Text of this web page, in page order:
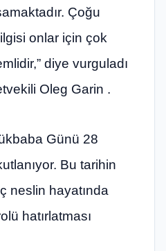
Çoğu
onlar için çok
diye vurguladı
Oleg Garin .
Günü 28
Bu tarihin
neslin hayatında
hatırlatması